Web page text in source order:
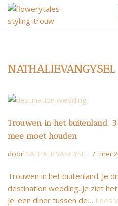
Ga
inhoud
NATHALIEVANGYSEL
Trouwen in het buitenland:
mee moet houden
door NATHALIEVANGYSEL mei
Trouwen in het buitenland. Je
destination wedding. Je ziet
je: een diner tussen de… Lees